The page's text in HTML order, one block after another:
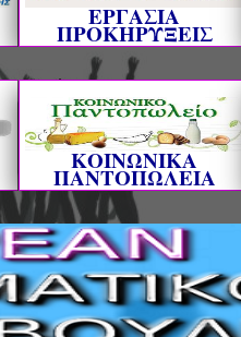
ΕΡΓΑΣΙΑ
ΠΡΟΚΗΡΥΞΕΙΣ
ΚΟΙΝΩΝΙΚΑ
ΠΑΝΤΟΠΩΛΕΙΑ